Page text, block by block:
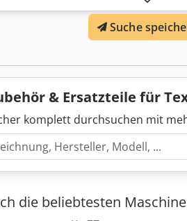
Suche
& Ersatzteile für
komplett durchsuchen mit
die beliebtesten